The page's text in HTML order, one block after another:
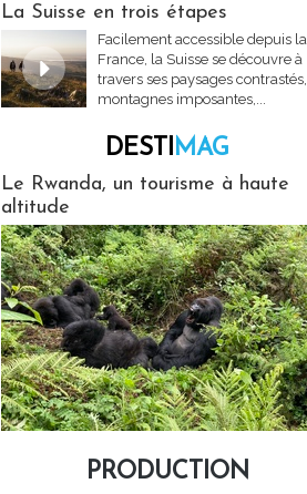
La Suisse en trois étapes
Facilement accessible depuis la
France, la Suisse se découvre à
travers ses paysages contrastés,
montagnes imposantes,...
DESTIMAG
Le Rwanda, un tourisme à haute
altitude
PRODUCTION